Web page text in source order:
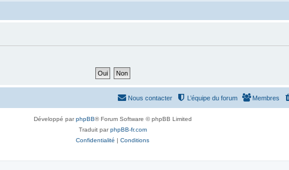
Membres
L’équipe du forum
Nous contacter
Développé parphpBB® Forum Software © phpBB Limited
Traduit parphpBB-fr.com
Confidentialité | Conditions